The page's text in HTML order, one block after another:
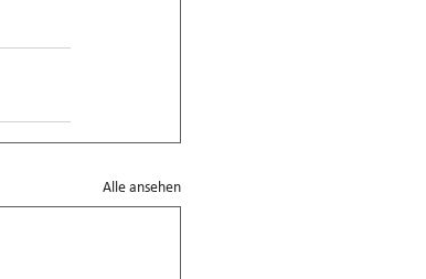
Alle ansehen